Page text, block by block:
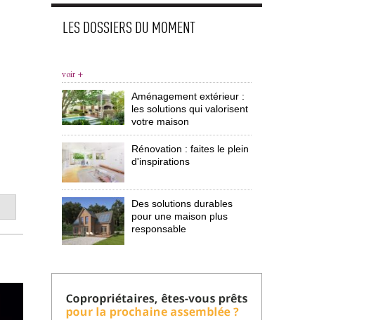
LES DOSSIERS DU MOMENT
voir +
Aménagement extérieur :
les solutions qui valorisent
votre maison
Rénovation : faites le plein
d'inspirations
Des solutions durables
pour une maison plus
responsable